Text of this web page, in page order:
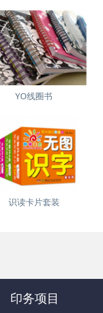
YO线圈书
识读卡片套装
印务项目